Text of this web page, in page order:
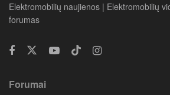
Elektromobilių naujienos | Elektromobilių
forumas
Forumai